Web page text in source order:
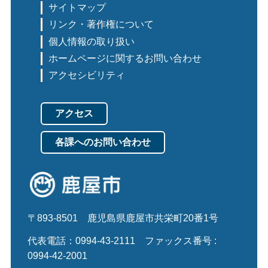
サイトマップ
リンク・著作権について
個人情報の取り扱い
ホームページに関するお問い合わせ
アクセシビリティ
アクセス
各課へのお問い合わせ
〒893-8501 鹿児島県鹿屋市共栄町20番1号
代表電話：0994-43-2111
ファックス番号 :
0994-42-2001